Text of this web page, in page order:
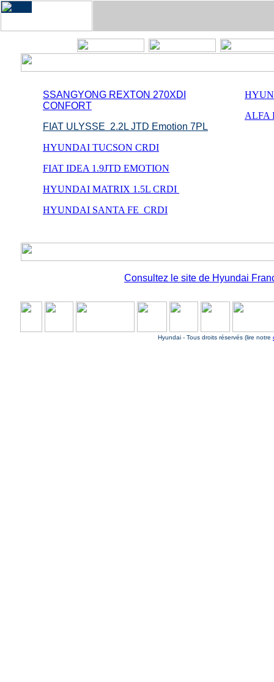
Hyundai - Tous droits réservés (lire notre
Consultez le site de Hyundai
SSANGYONG REXTON 270XDI
CONFORT
FIAT ULYSSE 2.2L JTD Emotion 7PL
HYUNDAI TUCSON CRDI
FIAT IDEA 1.9JTD EMOTION
HYUNDAI MATRIX 1.5L CRDI
HYUNDAI SANTA FE CRDI
ALFA